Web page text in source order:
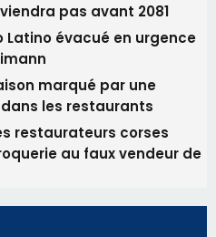
pas avant 2081
Latino évacué en urgence
marqué par une
les restaurants
restaurateurs corses
au faux vendeur de